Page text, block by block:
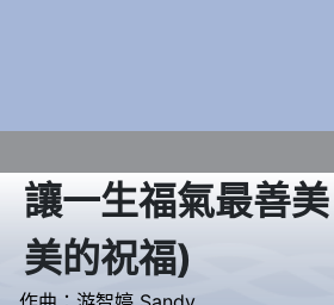
讓一生福氣最善美
美的祝福)